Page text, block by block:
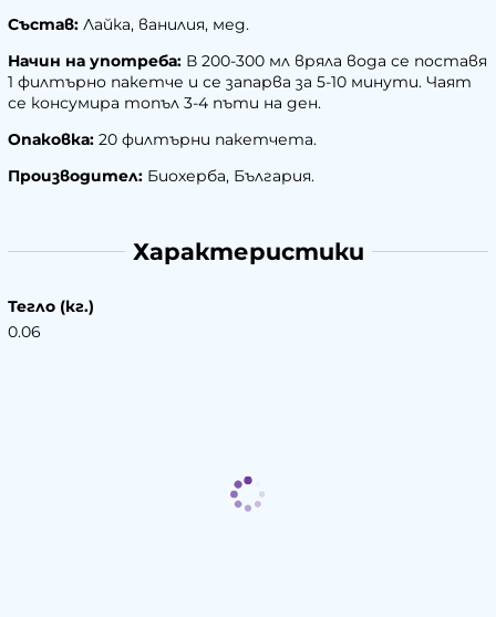
Състав: Лайка, ванилия, мед.
Начин на употреба: В 200-300 мл вряла вода се поставя
1 филтърно пакетче и се запарва за 5-10 минути. Чаят
се консумира топъл 3-4 пъти на ден.
Опаковка: 20 филтърни пакетчета.
Производител: Биохерба, България.
Характеристики
Тегло (кг.)
0.06